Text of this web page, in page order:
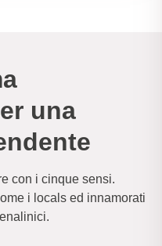
una
con i cinque sensi.
i locals ed innamorati